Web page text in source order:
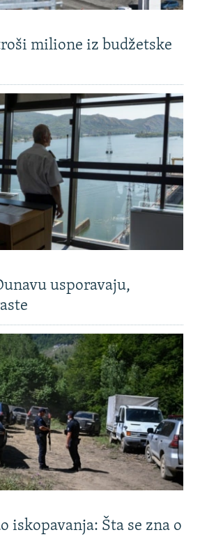
milione iz budžetske
usporavaju,
iskopavanja: Šta se zna o